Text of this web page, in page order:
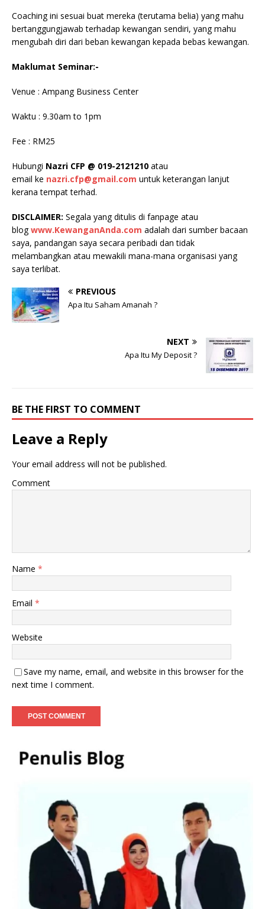
Coaching ini sesuai buat mereka (terutama belia) yang mahu
bertanggungjawab terhadap kewangan sendiri, yang mahu
mengubah diri dari beban kewangan kepada bebas kewangan.
Maklumat Seminar:-
Venue : Ampang Business Center
Waktu : 9.30am to 1pm
Fee : RM25
Hubungi Nazri CFP @ 019-2121210 atau
email ke nazri.cfp@gmail.com untuk keterangan lanjut
kerana tempat terhad.
DISCLAIMER: Segala yang ditulis di fanpage atau
blogwww.KewanganAnda.com adalah dari sumber bacaan
saya, pandangan saya secara peribadi dan tidak
melambangkan atau mewakili mana-mana organisasi yang
saya terlibat.
PREVIOUS
Apa Itu Saham Amanah ?
NEXT
Apa Itu My Deposit ?
BE THE FIRST TO COMMENT
Leave a Reply
Your email address will not be published.
Comment
Name *
Email *
Website
Save my name, email, and website in this browser for the
next time I comment.